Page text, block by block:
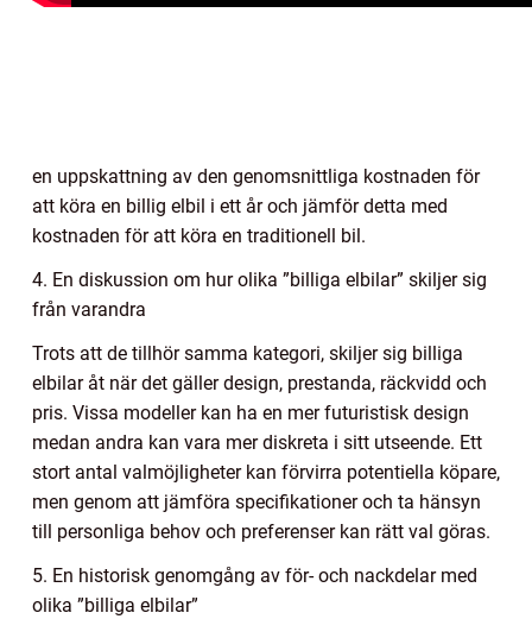
en uppskattning av den genomsnittliga kostnaden för
att köra en billig elbil i ett år och jämför detta med
kostnaden för att köra en traditionell bil.
4. En diskussion om hur olika ”billiga elbilar” skiljer sig
från varandra
Trots att de tillhör samma kategori, skiljer sig billiga
elbilar åt när det gäller design, prestanda, räckvidd och
pris. Vissa modeller kan ha en mer futuristisk design
medan andra kan vara mer diskreta i sitt utseende. Ett
stort antal valmöjligheter kan förvirra potentiella köpare,
men genom att jämföra specifikationer och ta hänsyn
till personliga behov och preferenser kan rätt val göras.
5. En historisk genomgång av för- och nackdelar med
olika ”billiga elbilar”